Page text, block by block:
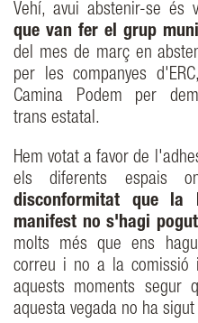
Vehí, avui abstenir-se és
que van fer el grup
del mes de març en
per les companyes
Camina Podem per
trans estatal.
Hem votat a favor de
els diferents espais
disconformitat que la
manifest no s'hagi
molts més que ens
correu i no a la comissió
aquests moments segur
aquesta vegada no ha sigut